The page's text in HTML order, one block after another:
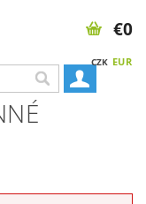
CZK EUR
€0